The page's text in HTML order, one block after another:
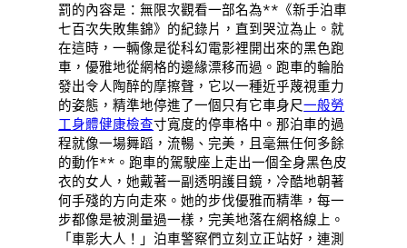
罰的內容是：無限次觀看一部名為**《新手泊車
七百次失敗集錦》的紀錄片，直到哭泣為止。就
在這時，一輛像是從科幻電影裡開出來的黑色跑
車，優雅地從網格的邊緣漂移而過。跑車的輪胎
發出令人陶醉的摩擦聲，它以一種近乎蔑視重力
的姿態，精準地停進了一個只有它車身尺一般勞
工身體健康檢查寸寬度的停車格中。那泊車的過
程就像一場舞蹈，流暢、完美，且毫無任何多餘
的動作**。跑車的駕駛座上走出一個全身黑色皮
衣的女人，她戴著一副透明護目鏡，冷酷地朝著
何手殘的方向走來。她的步伐優雅而精準，每一
步都像是被測量過一樣，完美地落在網格線上。
「車影大人！」泊車警察們立刻立正站好，連測